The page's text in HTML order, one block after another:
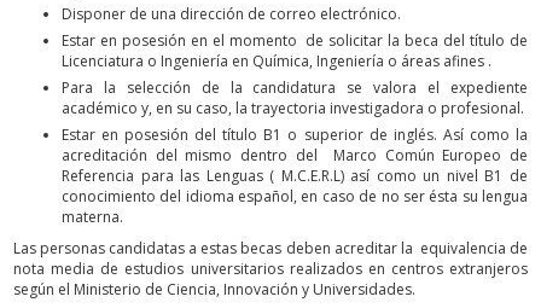
Disponer de una dirección de correo electrónico.
Estar en posesión en el momento de solicitar la beca del título de
Licenciatura o Ingeniería en Química, Ingeniería o áreas afines .
Para la selección de la candidatura se valora el expediente
académico y, en su caso, la trayectoria investigadora o profesional.
Estar en posesión del título B1 o superior de inglés. Así como la
acreditación del mismo dentro del Marco Común Europeo de
Referencia para las Lenguas ( M.C.E.R.L) así como un nivel B1 de
conocimiento del idioma español, en caso de no ser ésta su lengua
materna.
Las personas candidatas a estas becas deben acreditar la equivalencia de
nota media de estudios universitarios realizados en centros extranjeros
según el Ministerio de Ciencia, Innovación y Universidades.